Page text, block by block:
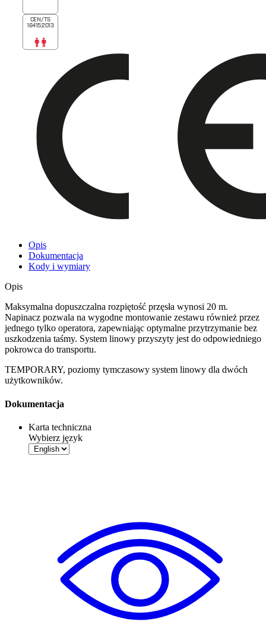
CEN/TS
16415:2013
Opis
Dokumentacja
Kody i wymiary
Opis
Maksymalna dopuszczalna rozpiętość przęsła wynosi 20 m.
Napinacz pozwala na wygodne montowanie zestawu również przez
jednego tylko operatora, zapewniając optymalne przytrzymanie bez
uszkodzenia taśmy. System linowy przyszyty jest do odpowiedniego
pokrowca do transportu.
TEMPORARY, poziomy tymczasowy system linowy dla dwóch
użytkowników.
Dokumentacja
Karta techniczna
Wybierz język